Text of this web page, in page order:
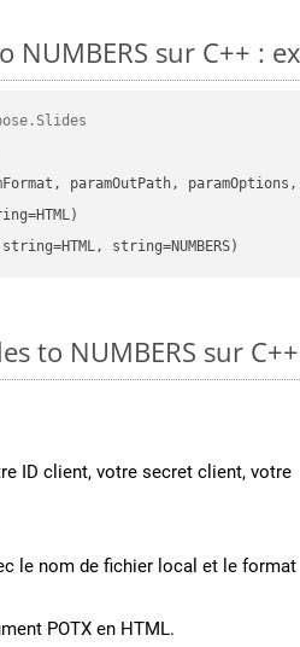
NUMBERS sur C++ :
paramOutPath,
string=NUMBERS)
to NUMBERS sur
ID client, votre secret client, votre
le nom de fichier local et le format
POTX en HTML.